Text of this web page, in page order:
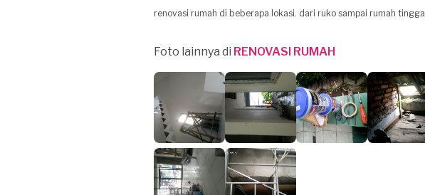
renovasi rumah di beberapa lokasi. dari ruko sampai rumah tinggal
Foto lainnya di RENOVASI RUMAH